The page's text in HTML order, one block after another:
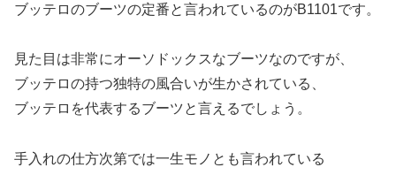
ブッテロのブーツの定番と言われているのがB1101です。
見た目は非常にオーソドックスなブーツなのですが、
ブッテロの持つ独特の風合いが生かされている、
ブッテロを代表するブーツと言えるでしょう。
手入れの仕方次第では一生モノとも言われている